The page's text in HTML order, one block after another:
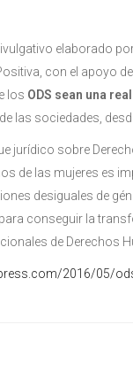
elaborado
con el apoyo
los ODS sean una
las sociedades,
jurídico sobre
de las mujeres es
desiguales de
conseguir la
de Derechos
2016/05/